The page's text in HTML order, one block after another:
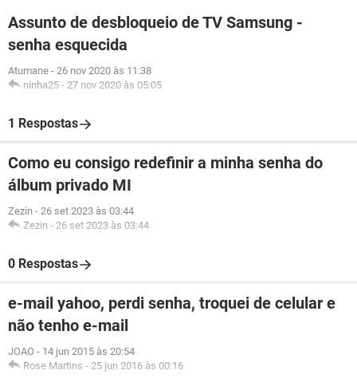
Assunto de desbloqueio de TV Samsung -
senha esquecida
Atumane - 26 nov 2020 às 11:38
ninha25 - 27 nov 2020 às 05:05
1 Respostas
Como eu consigo redefinir a minha senha do
álbum privado MI
Zezin - 26 set 2023 às 03:44
Zezin - 26 set 2023 às 03:44
0 Respostas
e-mail yahoo, perdi senha, troquei de celular e
não tenho e-mail
JOAO - 14 jun 2015 às 20:54
Rose Martins - 25 jun 2016 às 00:16